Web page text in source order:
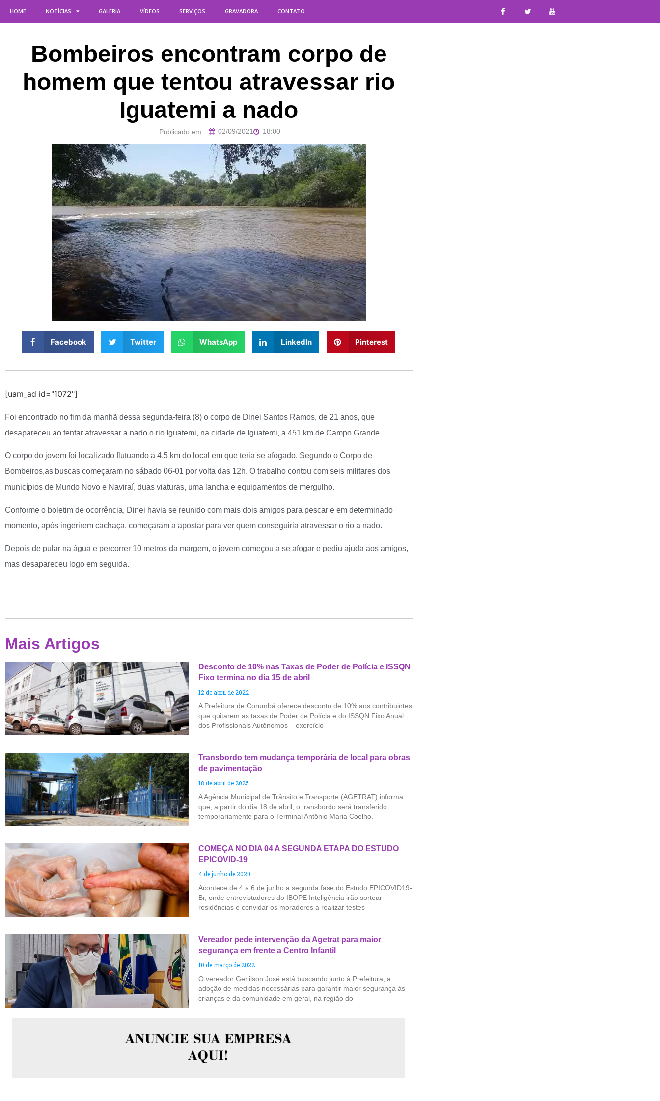
HOME NOTÍCIAS GALERIA VÍDEOS SERVIÇOS GRAVADORA CONTATO
Bombeiros encontram corpo de
homem que tentou atravessar rio
Iguatemi a nado
Publicado em 02/09/2021 18:00
Facebook Twitter WhatsApp LinkedIn Pinterest
[uam_ad id="1072"]
Foi encontrado no fim da manhã dessa segunda-feira (8) o corpo de Dinei Santos Ramos, de 21 anos, que
desapareceu ao tentar atravessar a nado o rio Iguatemi, na cidade de Iguatemi, a 451 km de Campo Grande.
O corpo do jovem foi localizado flutuando a 4,5 km do local em que teria se afogado. Segundo o Corpo de
Bombeiros,as buscas começaram no sábado 06-01 por volta das 12h. O trabalho contou com seis militares dos
municípios de Mundo Novo e Naviraí, duas viaturas, uma lancha e equipamentos de mergulho.
Conforme o boletim de ocorrência, Dinei havia se reunido com mais dois amigos para pescar e em determinado
momento, após ingerirem cachaça, começaram a apostar para ver quem conseguiria atravessar o rio a nado.
Depois de pular na água e percorrer 10 metros da margem, o jovem começou a se afogar e pediu ajuda aos amigos,
mas desapareceu logo em seguida.
Mais Artigos
Desconto de 10% nas Taxas de Poder de Polícia e ISSQN
Fixo termina no dia 15 de abril
12 de abril de 2022
A Prefeitura de Corumbá oferece desconto de 10% aos contribuintes
que quitarem as taxas de Poder de Polícia e do ISSQN Fixo Anual
dos Profissionais Autônomos – exercício
Transbordo tem mudança temporária de local para obras
de pavimentação
18 de abril de 2025
A Agência Municipal de Trânsito e Transporte (AGETRAT) informa
que, a partir do dia 18 de abril, o transbordo será transferido
temporariamente para o Terminal Antônio Maria Coelho.
COMEÇA NO DIA 04 A SEGUNDA ETAPA DO ESTUDO
EPICOVID-19
4 de junho de 2020
Acontece de 4 a 6 de junho a segunda fase do Estudo EPICOVID19-
Br, onde entrevistadores do IBOPE Inteligência irão sortear
residências e convidar os moradores a realizar testes
Vereador pede intervenção da Agetrat para maior
segurança em frente a Centro Infantil
10 de março de 2022
O vereador Genilson José está buscando junto à Prefeitura, a
adoção de medidas necessárias para garantir maior segurança às
crianças e da comunidade em geral, na região do